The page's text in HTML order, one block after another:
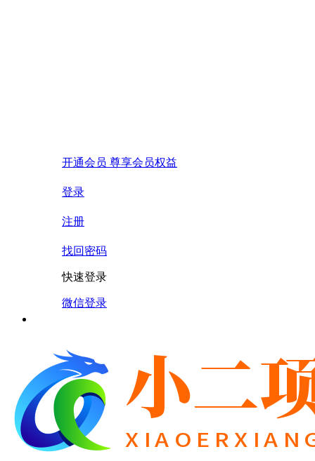
开通会员 尊享会员权益
登录
注册
找回密码
快速登录
微信登录